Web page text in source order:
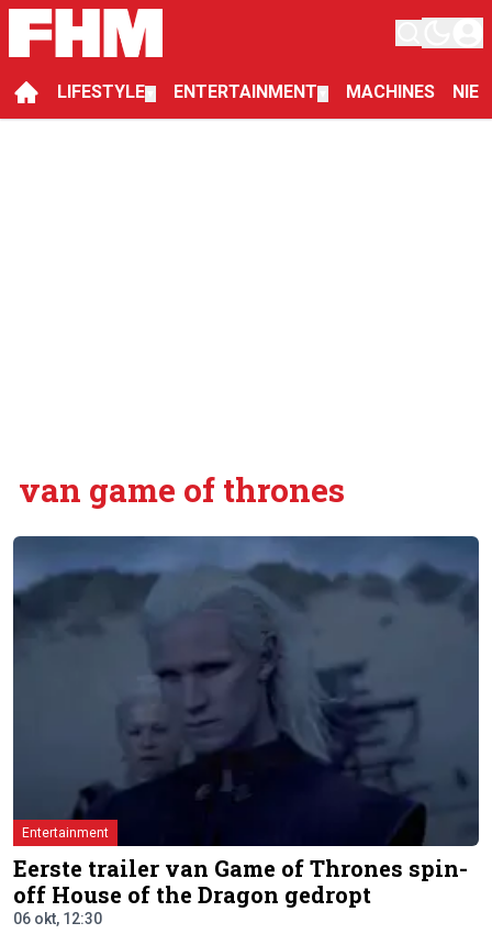
LIFESTYLE ENTERTAINMENT MACHINES
van game of thrones
Entertainment
Eerste trailer van Game of Thrones spin-
off House of the Dragon gedropt
06 okt, 12:30